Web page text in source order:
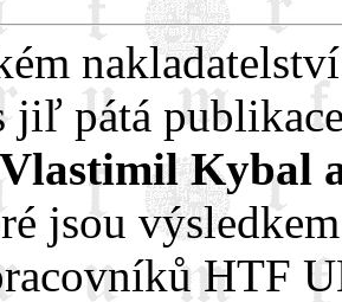
jiľ pátá
Vlastimil Kybal
jsou
HTF